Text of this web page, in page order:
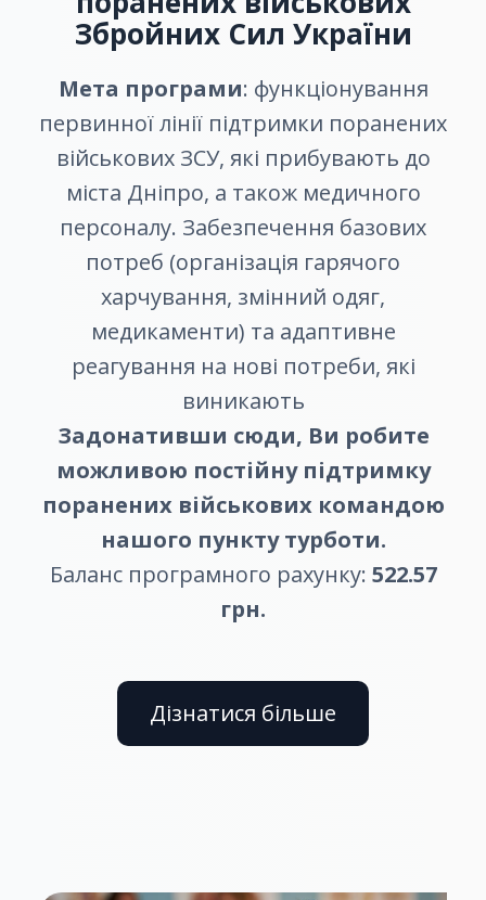
Збройних Сил України
Мета програми: функціонування
первинної лінії підтримки поранених
військових ЗСУ, які прибувають до
міста Дніпро, а також медичного
персоналу. Забезпечення базових
потреб (організація гарячого
харчування, змінний одяг,
медикаменти) та адаптивне
реагування на нові потреби, які
виникають
Задонативши сюди, Ви робите
можливою постійну підтримку
поранених військових командою
нашого пункту турботи.
Баланс програмного рахунку: 522.57
грн.
Дізнатися більше